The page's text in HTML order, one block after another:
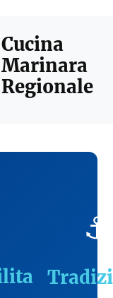
Cucina
Marinara
Regionale
⚓